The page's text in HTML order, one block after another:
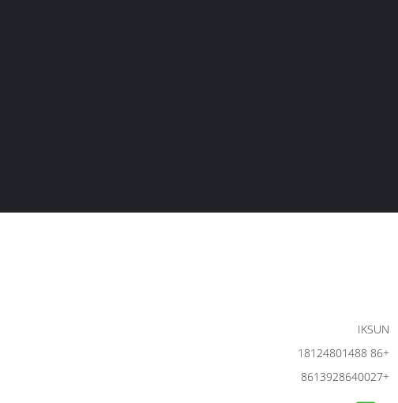
+86 18124801488
+8613928640027